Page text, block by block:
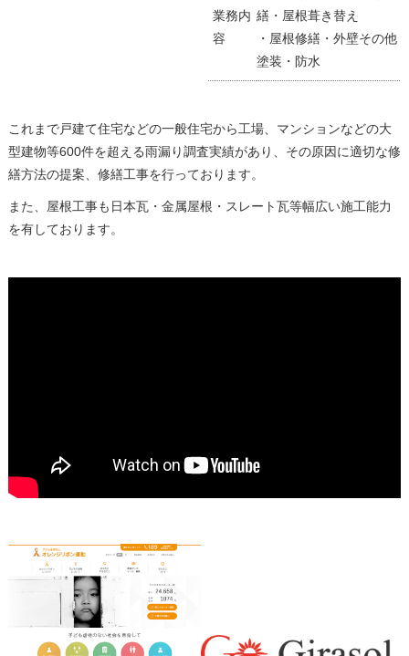
業務内
容
繕・屋根葺き替え
・屋根修繕・外壁その他
塗装・防水
これまで戸建て住宅などの一般住宅から工場、マンションなどの大
型建物等600件を超える雨漏り調査実績があり、その原因に適切な修
繕方法の提案、修繕工事を行っております。
また、屋根工事も日本瓦・金属屋根・スレート瓦等幅広い施工能力
を有しております。